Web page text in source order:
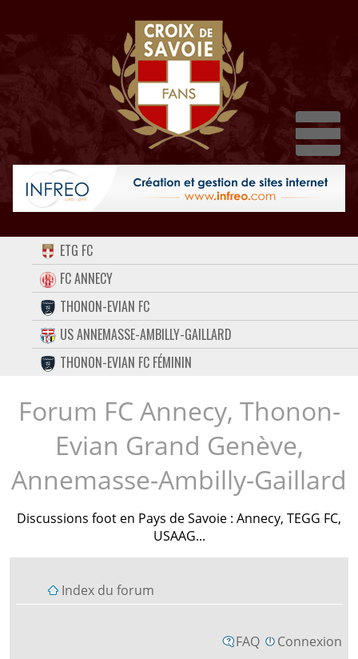
ACCUEIL
FORUM
CONTACT
FACEBOOK
TWITTER
INSTAGRAM
ETG FC
FC ANNECY
THONON-EVIAN FC
US ANNEMASSE-AMBILLY-GAILLARD
THONON-EVIAN FC FÉMININ
Forum FC Annecy, Thonon-
Evian Grand Genève,
Annemasse-Ambilly-Gaillard
Discussions foot en Pays de Savoie : Annecy, TEGG FC,
USAAG...
Index du forum
FAQ Connexion